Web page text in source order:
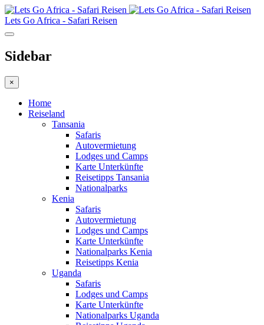
Lets Go Africa - Safari Reisen
Sidebar
×
Home
Reiseland
Tansania
Safaris
Autovermietung
Lodges und Camps
Karte Unterkünfte
Reisetipps Tansania
Nationalparks
Kenia
Safaris
Autovermietung
Lodges und Camps
Karte Unterkünfte
Nationalparks Kenia
Reisetipps Kenia
Uganda
Safaris
Lodges und Camps
Karte Unterkünfte
Nationalparks Uganda